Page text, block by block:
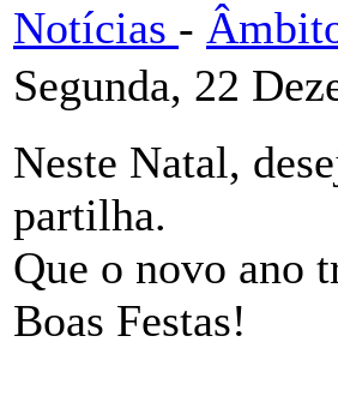
Notícias -
Segunda, 22
Neste Natal,
partilha.
Que o novo ano
Boas Festas!